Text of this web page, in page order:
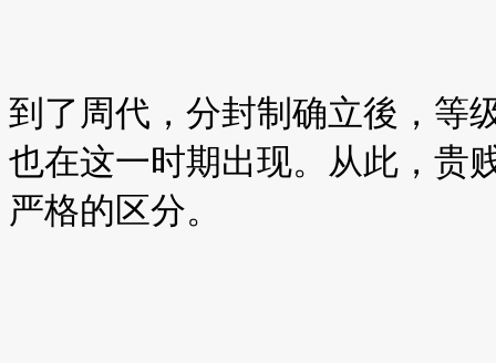
到了周代，分封制确立後，等
也在这一时期出现。从此，贵
严格的区分。